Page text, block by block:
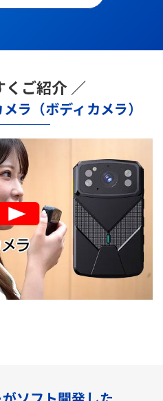
くご紹介 ／
ラ（ボディカメラ）